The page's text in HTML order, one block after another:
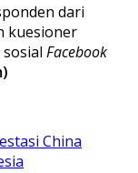
dari
kuesioner
Facebook
China